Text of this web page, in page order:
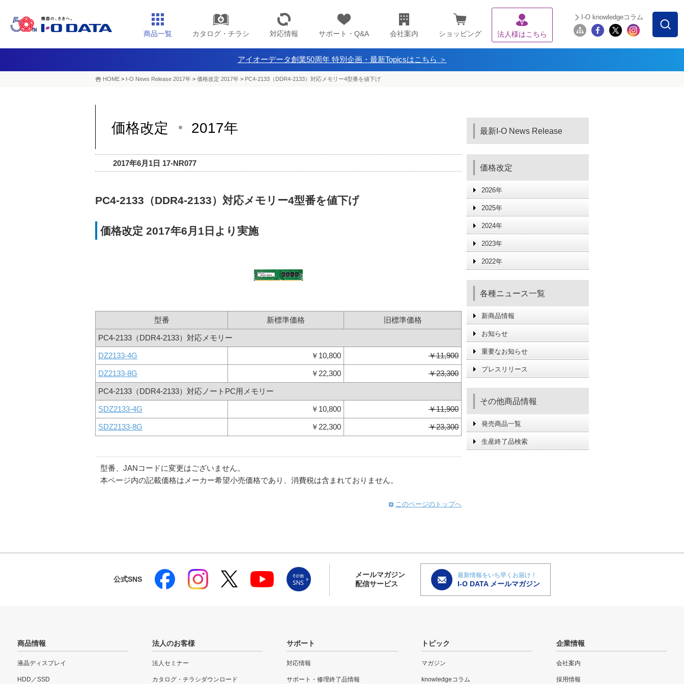
商品一覧 カタログ・チラシ 対応情報 サポート・Q&A 会社案内 ショッピング 法人様はこちら
I-O knowledgeコラム
アイオーデータ創業50周年 特別企画・最新Topicsはこちら ＞
HOME > I-O News Release 2017年 > 価格改定 2017年 > PC4-2133（DDR4-2133）対応メモリー4型番を値下げ
価格改定 2017年
2017年6月1日 17-NR077
PC4-2133（DDR4-2133）対応メモリー4型番を値下げ
価格改定 2017年6月1日より実施
型番 新標準価格 旧標準価格
PC4-2133（DDR4-2133）対応メモリー
DZ2133-4G ￥10,800 ￥11,900
DZ2133-8G ￥22,300 ￥23,300
PC4-2133（DDR4-2133）対応ノートPC用メモリー
SDZ2133-4G ￥10,800 ￥11,900
SDZ2133-8G ￥22,300 ￥23,300
型番、JANコードに変更はございません。
本ページ内の記載価格はメーカー希望小売価格であり、消費税は含まれておりません。
このページのトップへ
最新I-O News Release
価格改定
2026年
2025年
2024年
2023年
2022年
各種ニュース一覧
新商品情報
お知らせ
重要なお知らせ
プレスリリース
その他商品情報
発売商品一覧
生産終了品検索
公式SNS
メールマガジン
配信サービス
最新情報をいち早くお届け！
I-O DATA メールマガジン
商品情報
液晶ディスプレイ
HDD／SSD
法人のお客様
法人セミナー
カタログ・チラシダウンロード
サポート
対応情報
サポート・修理終了品情報
トピック
マガジン
knowledgeコラム
企業情報
会社案内
採用情報